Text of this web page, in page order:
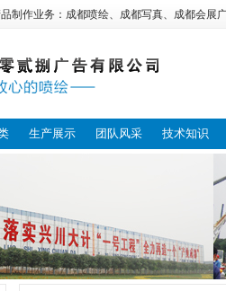
制作业务： 成都喷绘、 成都写真、 成都会展
生产展示 团队风采 技术知识